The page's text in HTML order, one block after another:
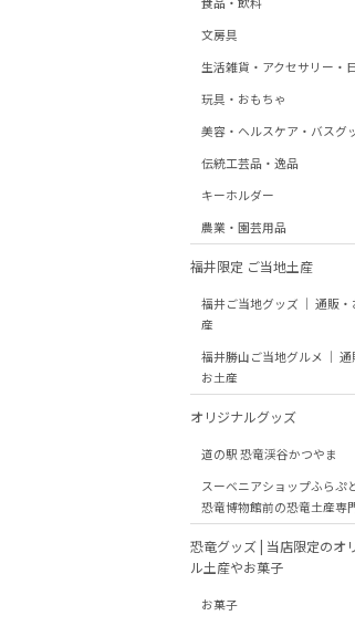
文房具
生活雑貨・アクセサリー・
玩具・おもちゃ
美容・ヘルスケア・バスグ
伝統工芸品・逸品
キーホルダー
農業・園芸用品
福井限定 ご当地土産
福井ご当地グッズ ｜ 通販・
産
福井勝山ご当地グルメ ｜ 通
お土産
オリジナルグッズ
道の駅 恐竜渓谷かつやま
スーベニアショップふらぷ
恐竜博物館前の恐竜土産専
恐竜グッズ | 当店限定のオ
ル土産やお菓子
お菓子